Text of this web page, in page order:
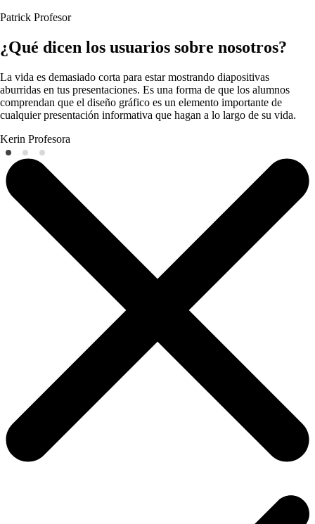
Patrick Profesor
¿Qué dicen los usuarios sobre nosotros?
La vida es demasiado corta para estar mostrando diapositivas
aburridas en tus presentaciones. Es una forma de que los alumnos
comprendan que el diseño gráfico es un elemento importante de
cualquier presentación informativa que hagan a lo largo de su vida.
Kerin Profesora